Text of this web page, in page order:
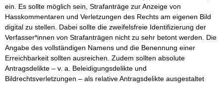
ein. Es sollte möglich sein, Strafanträge zur Anzeige von
Hasskommentaren und Verletzungen des Rechts am eigenen Bild
digital zu stellen. Dabei sollte die zweifelsfreie Identifizierung der
Verfasser*innen von Strafanträgen nicht zu sehr betont werden. Die
Angabe des vollständigen Namens und die Benennung einer
Erreichbarkeit sollten ausreichen. Zudem sollten absolute
Antragsdelikte – v. a. Beleidigungsdelikte und
Bildrechtsverletzungen – als relative Antragsdelikte ausgestaltet